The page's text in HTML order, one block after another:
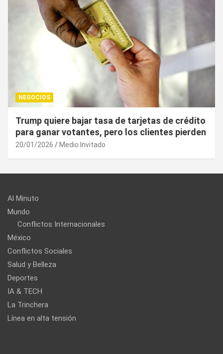
NEGOCIOS
¿Cuál es el “arma nuclear económica” que la
UE puede utilizar contra EU?
20/01/2026 Medio Invitado
Al Minuto
Mundo
Conflictos Internacionales
México
Conflictos Sociales
Salud y Belleza
Deportes
IA & TECH
La Trinchera
Línea en alta tensión